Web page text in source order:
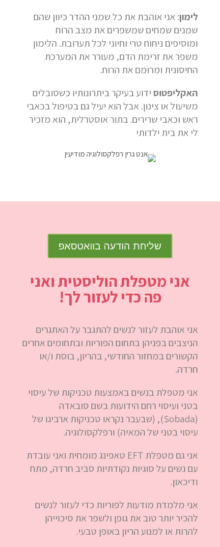
לימון: אני אוהבת את כל שמני ההדר כיוון שהם
שמנים שמחים שמשפרים את מצב הרוח
ומוסיפים ניחוח טרי וחיוני לכל תערובת. הלימון
משפר את זרימת הדם, מעורר את המערכת
החיסונית ומרומם את הרוח.
האקליפטוסידוע בעיקר ביתרונותיו כשסובלים
משיעול או צינון. אבל הוא יעיל גם בטיפול בכאבי
ראש וכאבי שרירים. בתור אוסטרלית, הוא מזכיר
לי את בית ילדותי
שליחת הודעה בוואטסאפ
אני מטפלת הוליסטית ואני
פה כדי לעזור לך!
אני אוהבת לעזור לנשים להתגבר על האתגרים
הניצבים בפניהן בתחום הפוריות ובתחומים אחרים
הקשורים במחזור החודשי, בהריון, בוסת ו/או
חרדה.
אני מטפלת בנשים באמצעות טכניקות של עיסוי
בטני ועיסוי רחם הידועות בשם סובאדה
(Sobada), (שבעבר נקראו טכניקות ארביגו של
עיסוי בטני של המאיה) ורפלקסולוגיה.
אני גם מטפלת EFT טאפינג מומחית ואני עובדת
עם נשים על סוגיות נקודתיות סביב חרדה, מתח
ודיכאון.
אני מלמדת מודעות לפוריות כדי לעזור לנשים
להכיר יותר טוב את גופן ולשפר את סיכוייהן
להרות או למנוע הריון באופן טבעי.